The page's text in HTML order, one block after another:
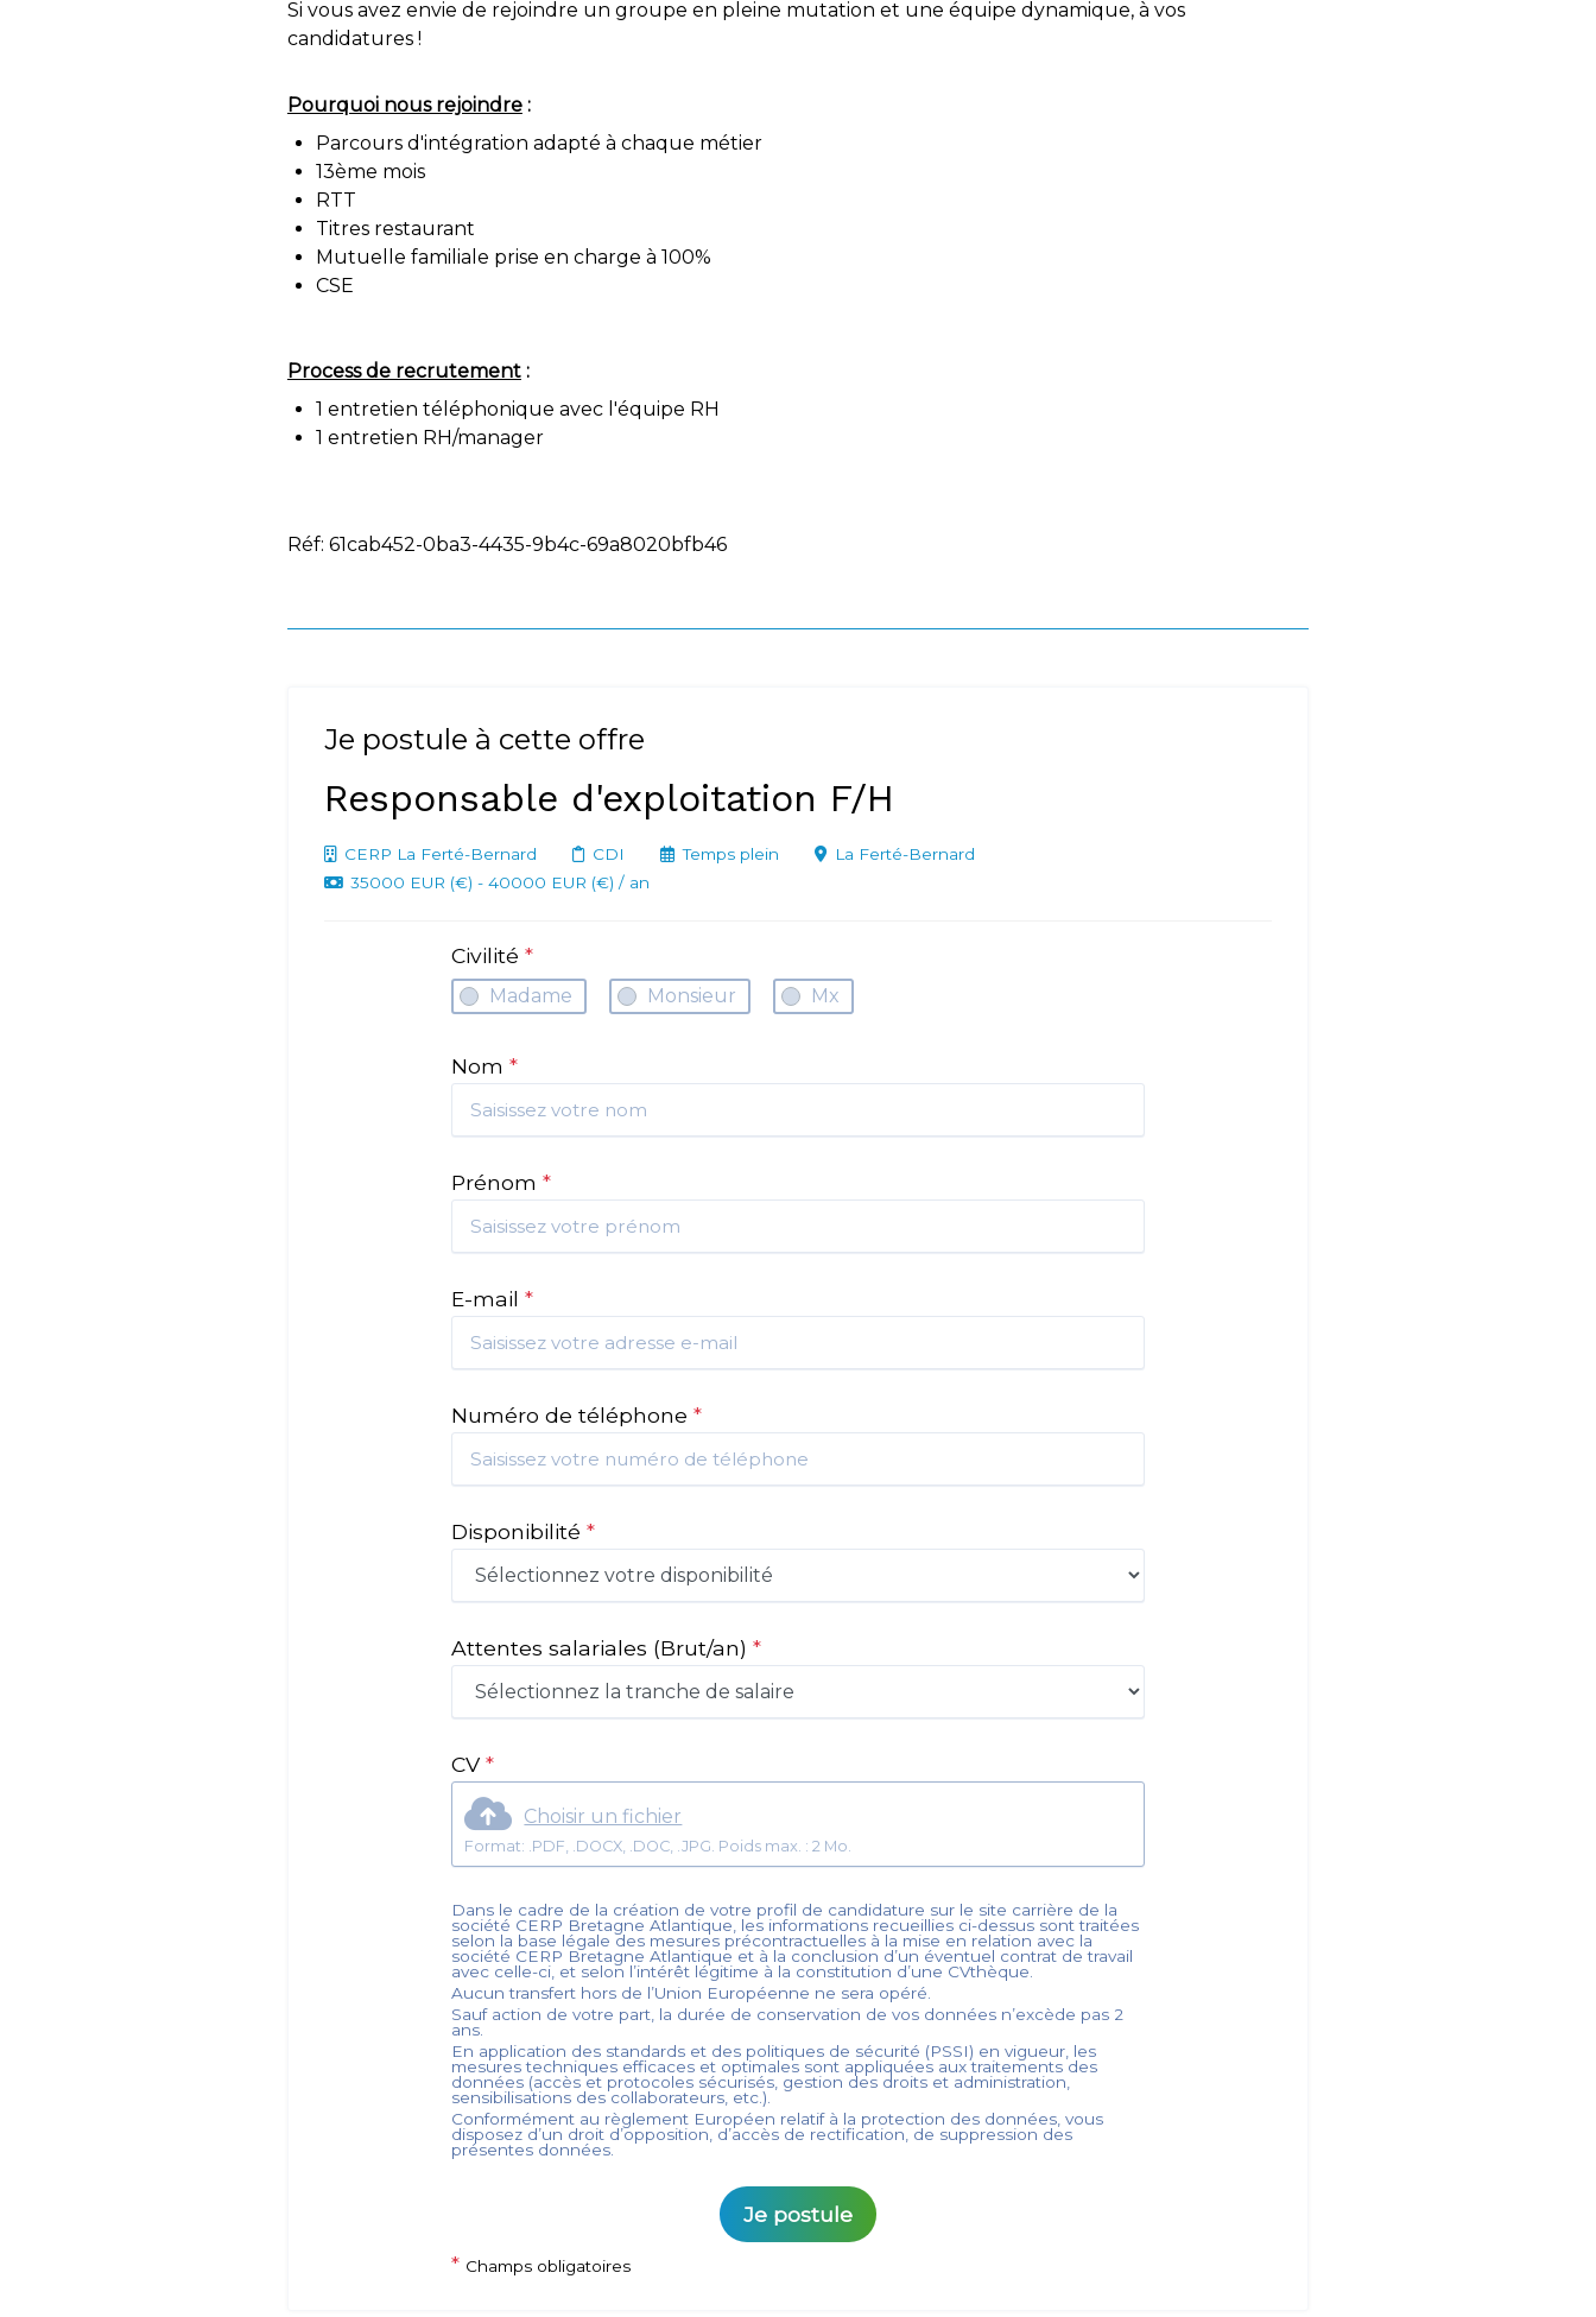
Si vous avez envie de rejoindre un groupe en pleine mutation et une équipe dynamique, à vos
candidatures !
Pourquoi nous rejoindre:
Parcours d'intégration adapté à chaque métier
13ème mois
RTT
Titres restaurant
Mutuelle familiale prise en charge à 100%
CSE
Process de recrutement:
1 entretien téléphonique avec l'équipe RH
1 entretien RH/manager
Réf: 61cab452-0ba3-4435-9b4c-69a8020bfb46
Je postule à cette offre
Responsable d'exploitation F/H
CERP La Ferté-Bernard CDI Temps plein
La Ferté-Bernard
35000 EUR (€) - 40000 EUR (€) / an
Civilité*
Madame Monsieur Mx
Nom*
Prénom*
E-mail*
Numéro de téléphone*
Disponibilité*
Attentes salariales (Brut/an) *
CV*
Choisir un fichier
Format: .PDF, .DOCX, .DOC, .JPG. Poids max. : 2 Mo.
Dans le cadre de la création de votre profil de candidature sur le site carrière de la
société CERP Bretagne Atlantique , les informations recueillies ci-dessus sont traitées
selon la base légale des mesures précontractuelles à la mise en relation avec la
société CERP Bretagne Atlantique et à la conclusion d’un éventuel contrat de travail
avec celle-ci, et selon l’intérêt légitime à la constitution d’une CVthèque.
Aucun transfert hors de l’Union Européenne ne sera opéré.
Sauf action de votre part, la durée de conservation de vos données n’excède pas 2
ans.
En application des standards et des politiques de sécurité (PSSI) en vigueur, les
mesures techniques efficaces et optimales sont appliquées aux traitements des
données (accès et protocoles sécurisés, gestion des droits et administration,
sensibilisations des collaborateurs, etc.).
Conformément au règlement Européen relatif à la protection des données, vous
disposez d’un droit d’opposition, d’accès de rectification, de suppression des
présentes données.
Je postule
* Champs obligatoires